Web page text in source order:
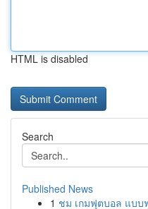
HTML is disabled
Search
Published News
1 ชม เกมฟุตบอล แบบ